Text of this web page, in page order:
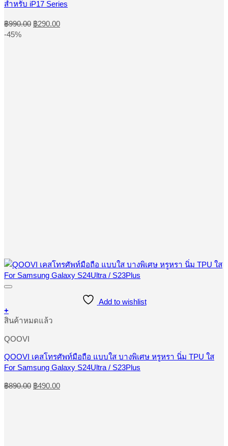
The
may
be
สำหรับ iP17 Series
฿990.00 Original
price
฿290.00Current
price
-45%
Add to wishlist
+
This
has
multiple
variants.
The
options
be
สินค้าหมดแล้ว
QOOVI
QOOVI เคสโทรศัพท์มือถือ แบบใส บางพิเศษ หรูหรา นิ่ม TPU ใส
For Samsung Galaxy S24Ultra / S23Plus
฿890.00 Original
price
฿490.00Current
price